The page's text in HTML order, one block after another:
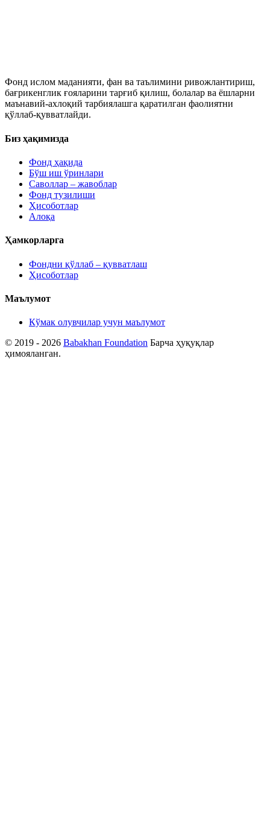
Фонд ислом маданияти, фан ва таълимини ривожлантириш,
бағрикенглик ғояларини тарғиб қилиш, болалар ва ёшларни
маънавий-ахлоқий тарбиялашга қаратилган фаолиятни
қўллаб-қувватлайди.
Биз ҳақимизда
Фонд ҳақида
Бўш иш ўринлари
Саволлар – жавоблар
Фонд тузилиши
Ҳисоботлар
Алоқа
Ҳамкорларга
Фондни қўллаб – қувватлаш
Ҳисоботлар
Маълумот
Кўмак олувчилар учун маълумот
© 2019 - 2026 Babakhan Foundation Барча ҳуқуқлар
ҳимояланган.